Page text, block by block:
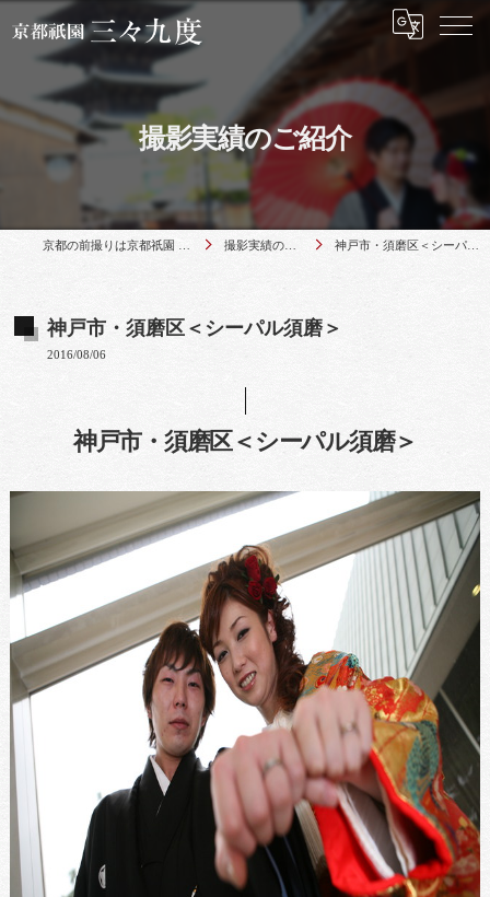
撮影実績のご紹介
撮影実績のご紹介 神戸市・須磨区＜シーパル須磨＞
神戸市・須磨区＜シーパル須磨＞
2016/08/06
神戸市・須磨区＜シーパル須磨＞